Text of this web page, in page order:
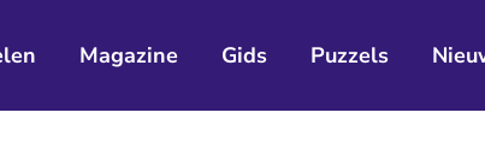
Magazine Gids Puzzels